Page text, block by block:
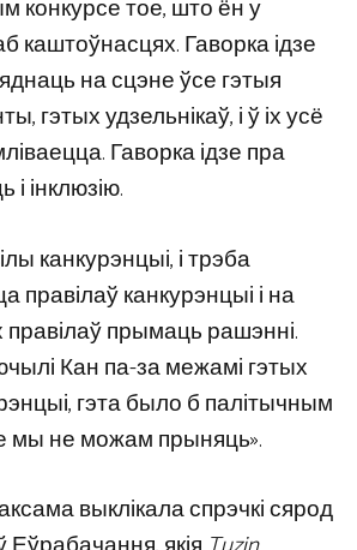
конкурсе тое, што ён у
каштоўнасцях. Гаворка ідзе
на сцэне ўсе гэтыя
гэтых удзельнікаў, і ў іх усё
Гаворка ідзе пра
інклюзію.
канкурэнцыі, і трэба
правілаў канкурэнцыі і на
правілаў прымаць рашэнні.
Кан па-за межамі гэтых
гэта было б палітычным
мы не можам прыняць».
выклікала спрэчкі сярод